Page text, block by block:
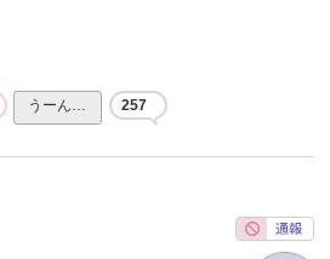
うーん… 257